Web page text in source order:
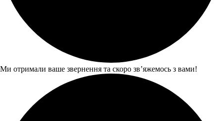
Ми отримали ваше звернення та скоро звʼяжемось з вами!